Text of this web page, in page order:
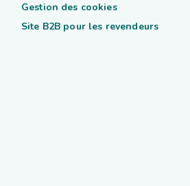
Gestion des cookies
Site B2B pour les revendeurs